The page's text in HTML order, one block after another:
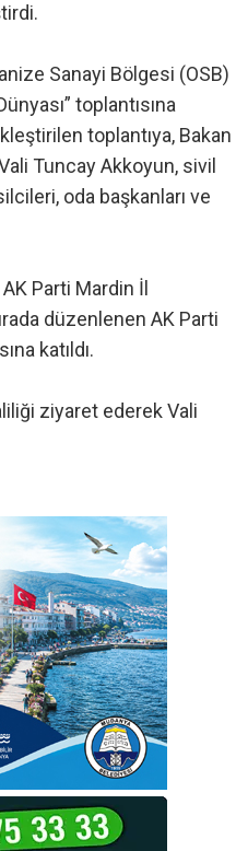
Sanayi Bölgesi (OSB)
toplantısına
toplantıya, Bakan
Tuncay Akkoyun, sivil
oda başkanları ve
Parti Mardin İl
düzenlenen AK Parti
katıldı.
ziyaret ederek Vali